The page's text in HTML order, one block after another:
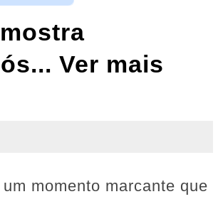
Ver mais
momento marcante que